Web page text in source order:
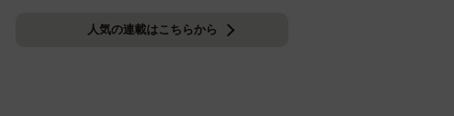
人気の連載はこちらから